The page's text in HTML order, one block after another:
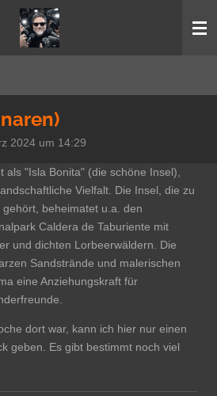
2024 um 14:29
als "Isla Bonita" (die schöne Insel),
Vielfalt. Die Insel, die zu
beheimatet u.a. den
Caldera de Taburiente mit
und dichten Lorbeerwäldern. Die
Sandstrände und malerischen
eine Anziehungskraft für
dort war, kann ich hier nur einen
geben. Es gibt bestimmt noch viel